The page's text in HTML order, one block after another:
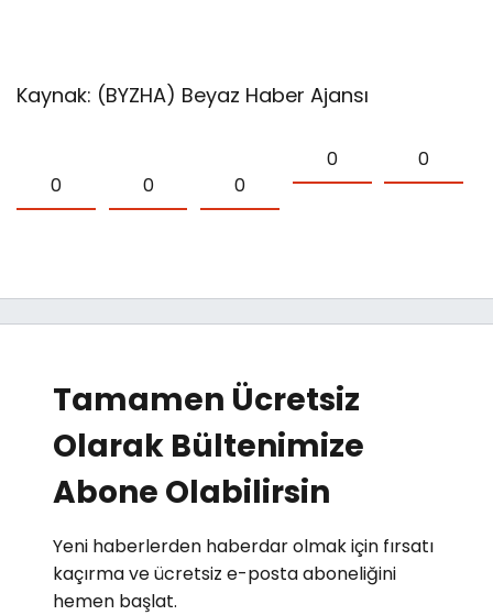
Kaynak: (BYZHA) Beyaz Haber Ajansı
0 0 0
0 0
Tamamen Ücretsiz
Olarak Bültenimize
Abone Olabilirsin
Yeni haberlerden haberdar olmak için fırsatı
kaçırma ve ücretsiz e-posta aboneliğini
hemen başlat.